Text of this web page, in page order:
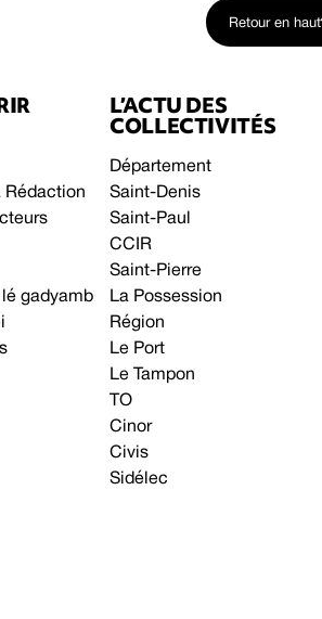
Retour en haut
Rédaction
gadyamb
L’ACTU DES
COLLECTIVITÉS
Département
Saint-Denis
Saint-Paul
CCIR
Saint-Pierre
La Possession
Région
Le Port
Le Tampon
TO
Cinor
Civis
Sidélec